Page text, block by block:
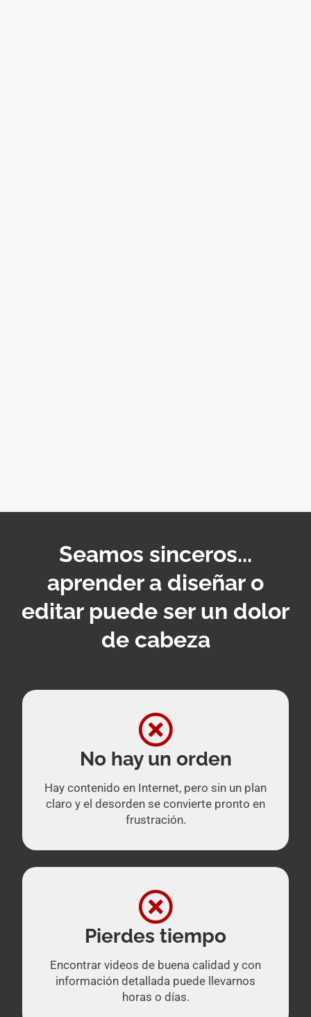
Seamos sinceros...
aprender a diseñar o
editar puede ser un dolor
de cabeza
No hay un orden
Hay contenido en Internet, pero sin un plan
claro y el desorden se convierte pronto en
frustración.
Pierdes tiempo
Encontrar videos de buena calidad y con
información detallada puede llevarnos
horas o días.